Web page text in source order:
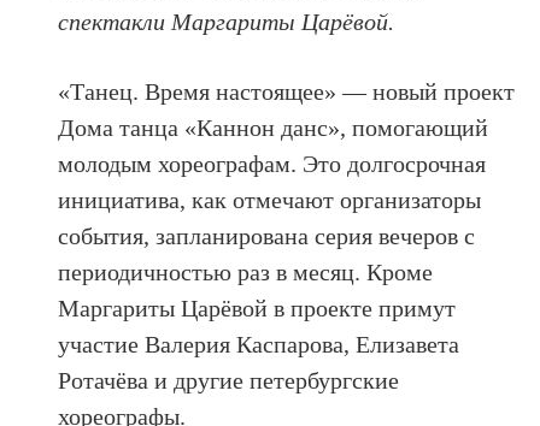
спектакли Маргариты Царёвой.
«Танец. Время настоящее» — новый проект
Дома танца «Каннон данс», помогающий
молодым хореографам. Это долгосрочная
инициатива, как отмечают организаторы
события, запланирована серия вечеров с
периодичностью раз в месяц. Кроме
Маргариты Царёвой в проекте примут
участие Валерия Каспарова, Елизавета
Ротачёва и другие петербургские
хореографы.